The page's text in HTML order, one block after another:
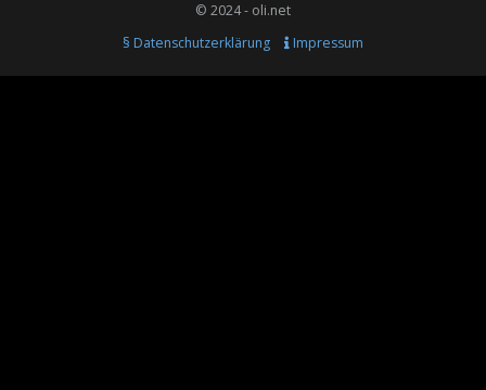
© 2024 - oli.net
§ Datenschutzerklärung
Impressum